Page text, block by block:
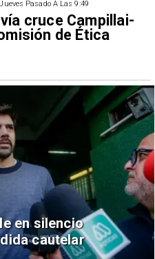
Pasado A Las 9:49
cruce Campillai-
de Ética
en silencio
cautelar